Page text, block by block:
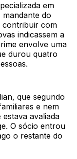
em
do
contribuir com
indicassem a
envolve uma
durou quatro
que segundo
e nem
estava avaliada
O sócio entrou
o restante do